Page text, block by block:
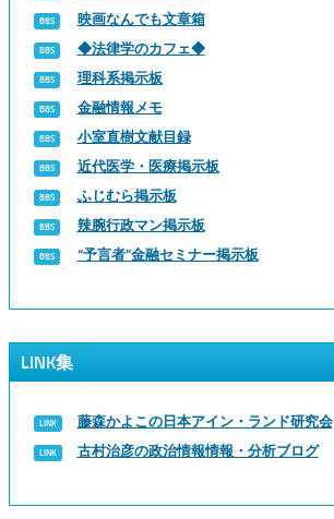
映画なんでも文章箱
◆法律学のカフェ◆
理科系掲示板
金融情報メモ
小室直樹文献目録
近代医学・医療掲示板
ふじむら掲示板
辣腕行政マン掲示板
“予言者”金融セミナー掲示板
LINK集
藤森かよこの日本アイン・ランド研究会
古村治彦の政治情報情報・分析ブログ